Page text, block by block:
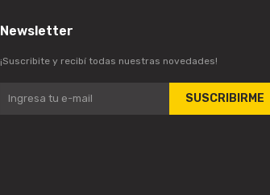
Newsletter
¡Suscribite y recibí todas nuestras novedades!
SUSCRIBIRME